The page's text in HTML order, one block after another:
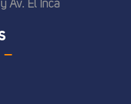
Av. El Inca